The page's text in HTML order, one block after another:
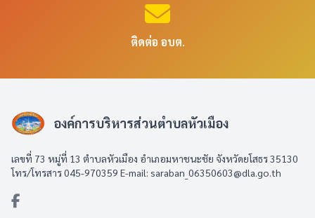
ติดต่อ อบต.
องค์การบริหารส่วนตำบลหัวเมือง
เลขที่ 73 หมู่ที่ 13 ตำบลหัวเมือง อำเภอมหาชนะชัย จังหวัดยโสธร 35130
โทร/โทรสาร 045-970359 E-mail: saraban_06350603@dla.go.th